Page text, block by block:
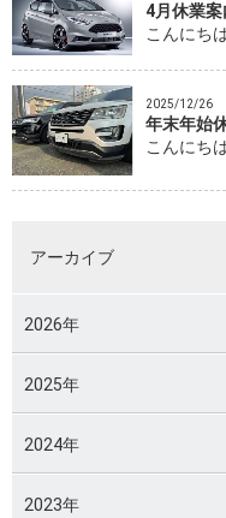
4月休業
こんにち
2025/12/26
年末年始
こんにち
アーカイブ
2026年
2025年
2024年
2023年